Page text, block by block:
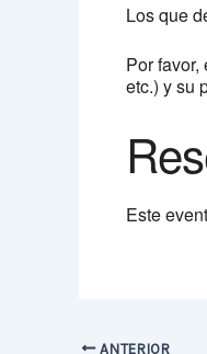
Los que
Por
etc.) y su
Este
ANTERIOR